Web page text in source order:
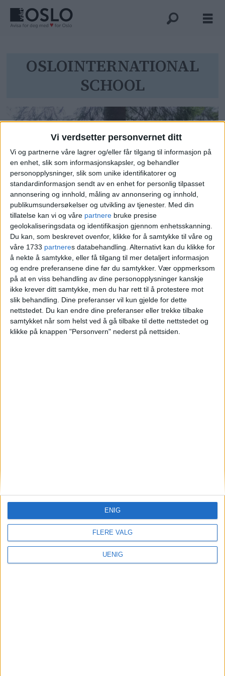
Vi verdsetter personvernet ditt
Vi og partnerne våre lagrer og/eller får tilgang til informasjon på
en enhet, slik som informasjonskapsler, og behandler
personopplysninger, slik som unike identifikatorer og
standardinformasjon sendt av en enhet for personlig tilpasset
annonsering og innhold, måling av annonsering og innhold,
publikumsundersøkelser og utvikling av tjenester. Med din
tillatelse kan vi og våre partnere bruke presise
geolokaliseringsdata og identifikasjon gjennom enhetsskanning.
Du kan, som beskrevet ovenfor, klikke for å samtykke til våre og
våre 1733 partneres databehandling. Alternativt kan du klikke for
å nekte å samtykke, eller få tilgang til mer detaljert informasjon
og endre preferansene dine før du samtykker. Vær oppmerksom
på at en viss behandling av dine personopplysninger kanskje
ikke krever ditt samtykke, men du har rett til å protestere mot
slik behandling. Dine preferanser vil kun gjelde for dette
nettstedet. Du kan endre dine preferanser eller trekke tilbake
samtykket når som helst ved å gå tilbake til dette nettstedet og
klikke på knappen "Personvern" nederst på nettsiden.
FLERE VALG
UENIG
ENIG
Tag:
oslointernational
school
OSLOINTERNATIONAL
SCHOOL
Den tradisjonelle julegrana fra
Oslo til London ble felt på
Grønmo
redaktor@vartoslo.no,tlf: 93 25 68 32
TIPS OSS
tips@vartoslo.no
ABONNEMENT